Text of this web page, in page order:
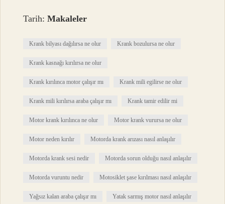
Tarih:Makaleler
Krank bilyası dağılırsa ne olur Krank bozulursa ne olur
Krank kasnağı kırılırsa ne olur
Krank kırılınca motor çalışır mı Krank mili egilirse ne olur
Krank mili kırılırsa araba çalışır mı Krank tamir edilir mi
Motor krank kırılınca ne olur Motor krank vurursa ne olur
Motor neden kırılır Motorda krank arızası nasıl anlaşılır
Motorda krank sesi nedir Motorda sorun olduğu nasıl anlaşılır
Motorda vuruntu nedir Motosiklet şase kırılması nasıl anlaşılır
Yağsız kalan araba çalışır mı Yatak sarmış motor nasıl anlaşılır